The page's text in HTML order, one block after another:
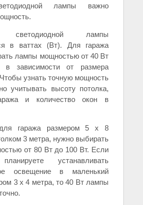
лампы важно
светодиодной лампы
в ваттах (Вт). Для гаража
лампы мощностью от 40 Вт
зависимости от размера
узнать точную мощность
учитывать высоту потолка,
и количество окон в
гаража размером 5 х 8
3 метра, нужно выбирать
от 80 Вт до 100 Вт. Если
устанавливать
освещение в маленький
3 х 4 метра, то 40 Вт лампы